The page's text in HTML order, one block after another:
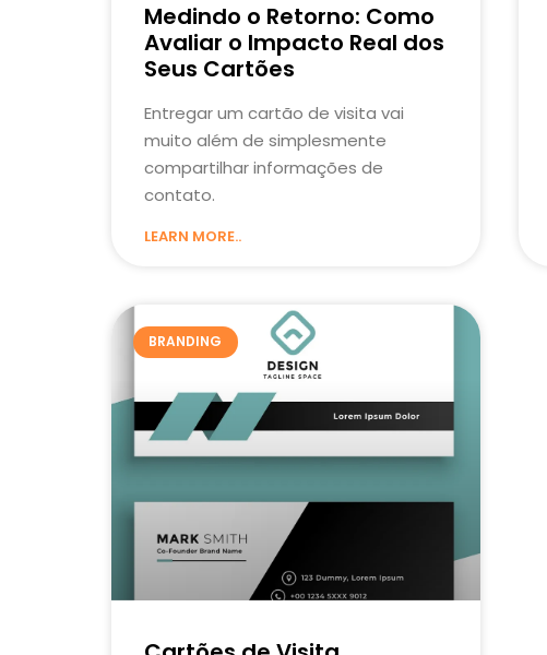
Medindo o Retorno: Como
Avaliar o Impacto Real dos
Seus Cartões
Entregar um cartão de visita vai
muito além de simplesmente
compartilhar informações de
contato.
LEARN MORE..
BRANDING